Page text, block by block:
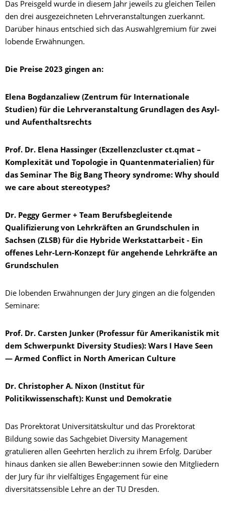
Das Preisgeld wurde in diesem Jahr jeweils zu gleichen Teilen
den drei ausgezeichneten Lehrveranstaltungen zuerkannt.
Darüber hinaus entschied sich das Auswahlgremium für zwei
lobende Erwähnungen.
Die Preise 2023 gingen an:
Elena Bogdanzaliew (Zentrum für Internationale
Studien) für die Lehrveranstaltung Grundlagen des Asyl-
und Aufenthaltsrechts
Prof. Dr. Elena Hassinger (Exzellenzcluster ct.qmat –
Komplexität und Topologie in Quantenmaterialien) für
das Seminar The Big Bang Theory syndrome: Why should
we care about stereotypes?
Dr. Peggy Germer + Team Berufsbegleitende
Qualifizierung von Lehrkräften an Grundschulen in
Sachsen (ZLSB) für die Hybride Werkstattarbeit - Ein
offenes Lehr-Lern-Konzept für angehende Lehrkräfte an
Grundschulen
Die lobenden Erwähnungen der Jury gingen an die folgenden
Seminare:
Prof. Dr. Carsten Junker (Professur für Amerikanistik mit
dem Schwerpunkt Diversity Studies): Wars I Have Seen
— Armed Conflict in North American Culture
Dr. Christopher A. Nixon (Institut für
Politikwissenschaft): Kunst und Demokratie
Das Prorektorat Universitätskultur und das Prorektorat
Bildung sowie das Sachgebiet Diversity Management
gratulieren allen Geehrten herzlich zu ihrem Erfolg. Darüber
hinaus danken sie allen Beweber:innen sowie den Mitgliedern
der Jury für ihr vielfältiges Engagement für eine
diversitätssensible Lehre an der TU Dresden.